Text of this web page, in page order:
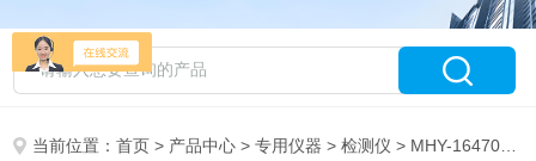
当前位置：首页 > 产品中心 >专用仪器 >检测仪 > MHY-16470电脑紫外检测仪